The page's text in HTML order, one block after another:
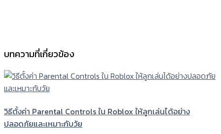
บทความที่เกี่ยวข้อง
วิธีตั้งค่า Parental Controls ใน Roblox ให้ลูกเล่นได้อย่าง
ปลอดภัยและเหมาะกับวัย